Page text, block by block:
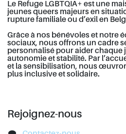
Le Refuge LGBTQIA+ est une
jeunes queers majeurs en
rupture familiale ou d’exil en
Grâce à nos bénévoles et notre
sociaux, nous offrons un cadre
personnalisé pour aider chaque
autonomie et stabilité. Par
et la sensibilisation, nous
plus inclusive et solidaire.
Rejoignez-nous